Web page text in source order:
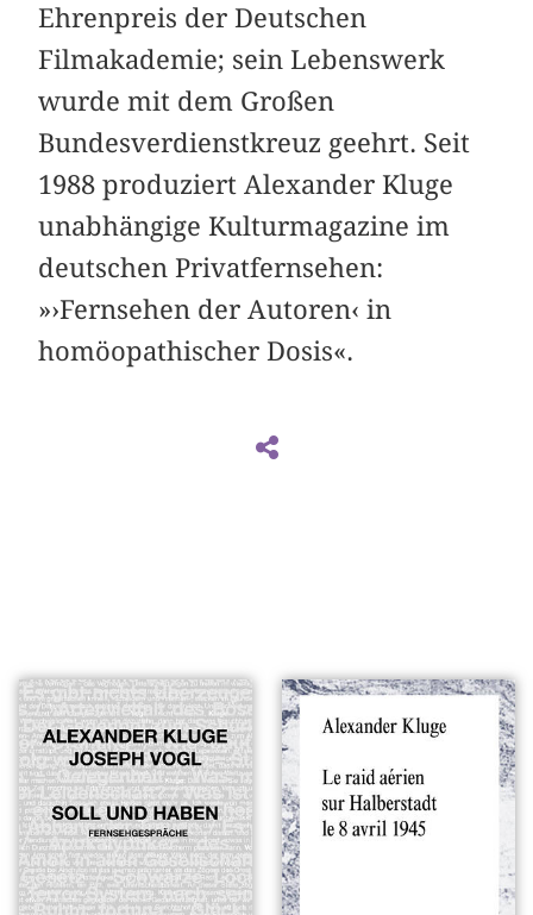
Ehrenpreis der Deutschen
Filmakademie; sein Lebenswerk
wurde mit dem Großen
Bundesverdienstkreuz geehrt. Seit
1988 produziert Alexander Kluge
unabhängige Kulturmagazine im
deutschen Privatfernsehen:
»›Fernsehen der Autoren‹ in
homöopathischer Dosis«.